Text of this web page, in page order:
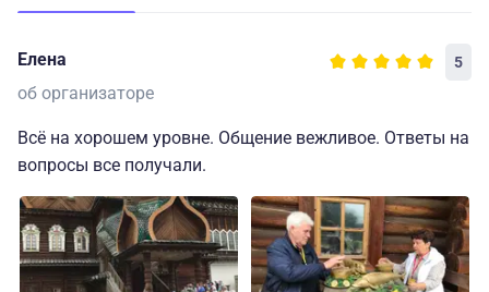
Елена 5
об организаторе
Всё на хорошем уровне. Общение вежливое. Ответы на
вопросы все получали.